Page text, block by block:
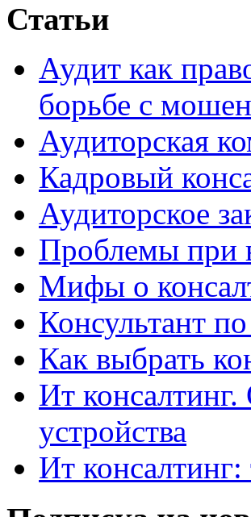
Статьи
Аудит как
борьбе с
Аудиторская
Кадровый
Аудиторское
Проблемы при
Мифы о
Консультант
Как выбрать
Ит
устройства
Ит